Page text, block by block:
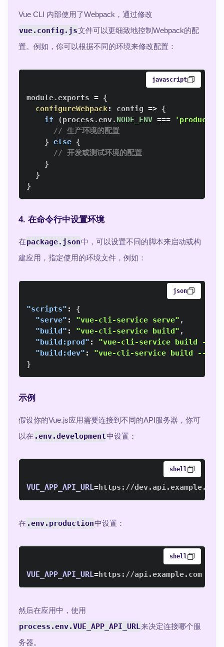
Vue CLI 内部使用了Webpack，通过修改
vue.config.js文件可以更细致地控制Webpack的配
置。例如，你可以根据不同的环境来修改配置：
javascript
module.exports = {
configureWebpack: config => {
if
(process .env. NODE_ENV ===
// 生产环境的配置
} else {
// 开发或测试环境的配置
}
}
}
4. 在命令行中设置环境
在package.json中，可以设置不同的脚本来启动或构
建应用，指定使用的环境文件，例如：
json
"scripts" :
{
"serve" : "vue-cli-service serve" ,
"build" : "vue-cli-service build" ,
"build:prod" :
"vue-cli-service build --
"build:dev" :
"vue-cli-service build --mode
}
示例
假设你的Vue.js应用需要连接到不同的API服务器，你可
以在 .env.development中设置：
shell
VUE_APP_API_URL=https://dev.api.example.com
在 .env.production中设置：
shell
VUE_APP_API_URL=https://api.example.com
然后在应用中，使用
process.env.VUE_APP_API_URL来决定连接哪个服
务器。